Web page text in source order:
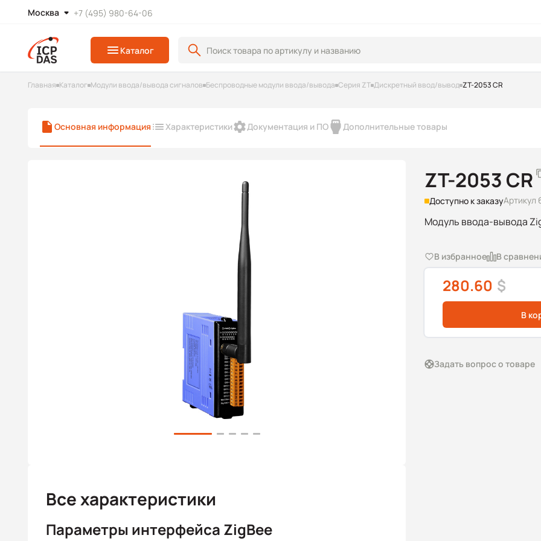
Москва +7 (495) 980-64-06
Каталог
Главная Каталог Модули ввода/вывода сигналов Беспроводные модули ввода/вывода Серия ZT Дискретный ввод/вывод ZT-2053 CR
Основная информация Характеристики Документация и ПО Дополнительные товары
ZT-2053 CR
Доступно к заказуАртикул
Модуль ввода-вывода
В избранное В
280.60 $
В
Задать вопрос о товаре
Все характеристики
Параметры интерфейса ZigBee